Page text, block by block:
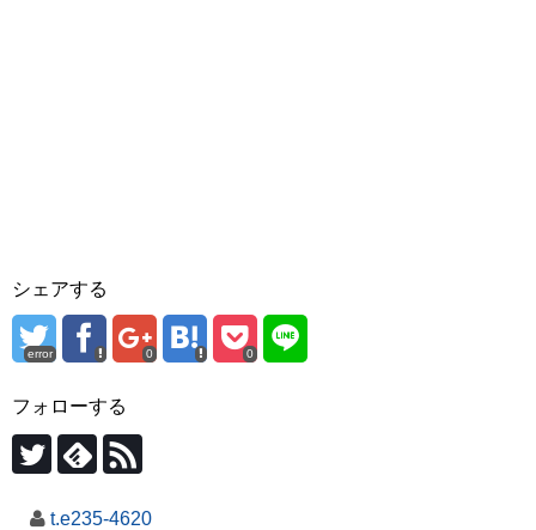
シェアする
error 0 0
フォローする
t.e235-4620